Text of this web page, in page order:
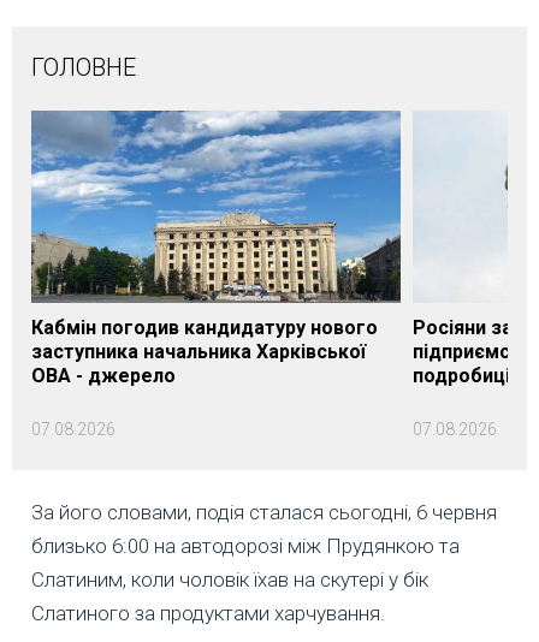
ГОЛОВНЕ
Кабмін погодив кандидатуру нового
заступника начальника Харківської
ОВА - джерело
07.08.2026
Росіяни
подробиці
07.08.2026
За його словами, подія сталася сьогодні, 6 червня
близько 6:00 на автодорозі між Прудянкою та
Слатиним, коли чоловік їхав на скутері у бік
Слатиного за продуктами харчування.